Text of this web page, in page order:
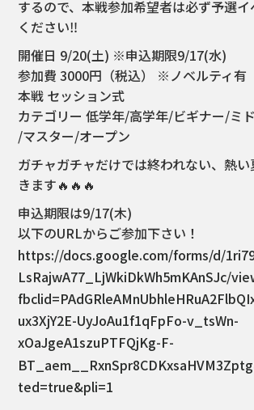
するので、本戦参加希望者は必ず予選
ください‼️
開催日 9/20(土) ※申込期限9/17(水)
参加費 3000円（税込） ※ノベルティ有
本戦 セッション式
カテゴリー 低学年/高学年/ビギナー/ミ
/マスター/オープン
ガチャガチャだけでは終われない、熱
きます🔥🔥🔥
申込期限は9/17(木)
以下のURLからご参加下さい！
https://docs.google.com/forms/d/
LsRajwA77_LjWkiDkWh5mKAnSJc/
ux3XjY2E-UyJoAu1f1qFpFo-v_tsWn-
xOaJgeA1szuPTFQjKg-F-
ted=true&pli=1